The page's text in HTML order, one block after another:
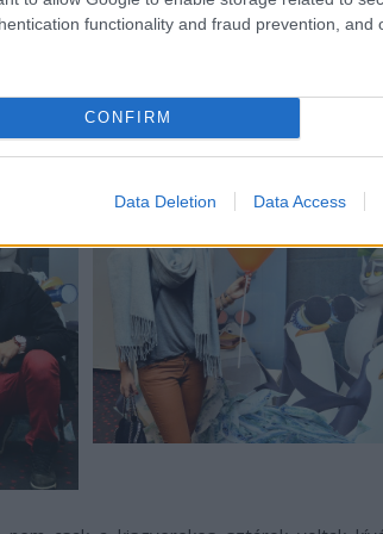
functionality and fraud prevention, and
CONFIRM
Data Deletion Data Access